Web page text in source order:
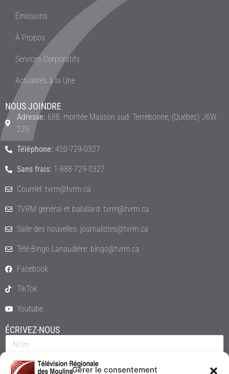
Gérer le consentement
Émissions
À Propos
Services Corporatifs
Actualités à la Une
NOUS JOINDRE
Adresse: 688, montée Masson sud, Terrebonne, (Québec) J6W
2Z9
Téléphone: 450-729-0327
Sans frais: 1-888-729-0327
Courriel: tvrm@tvrm.ca
TVRM général et babillard: tvrm@tvrm.ca
Salle des nouvelles: journalistes@tvrm.ca
Télé-Bingo Lanaudière: bingo@tvrm.ca
Facebook
TikTok
Youtube
ÉCRIVEZ-NOUS